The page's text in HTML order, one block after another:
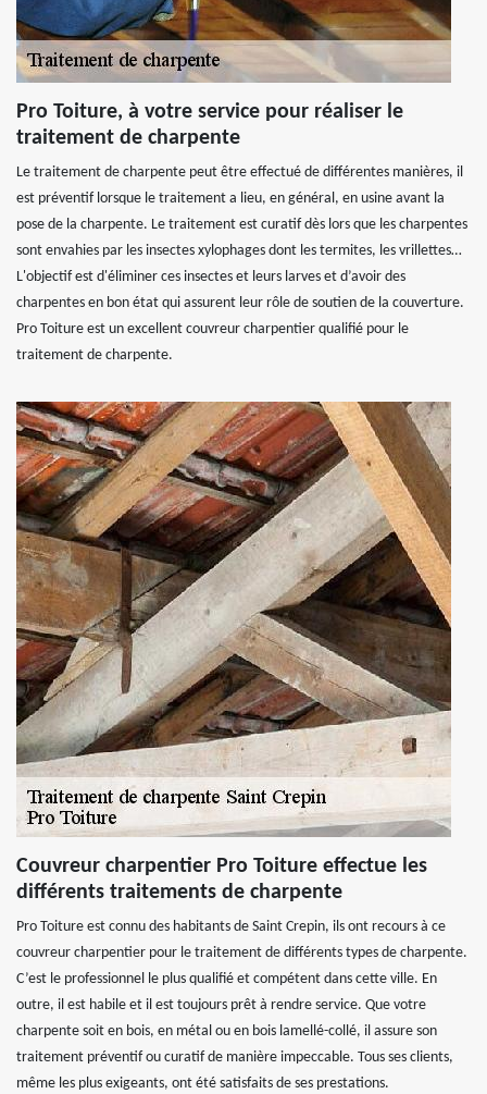
Pro Toiture, à votre service pour réaliser le
traitement de charpente
Le traitement de charpente peut être effectué de différentes manières, il
est préventif lorsque le traitement a lieu, en général, en usine avant la
pose de la charpente. Le traitement est curatif dès lors que les charpentes
sont envahies par les insectes xylophages dont les termites, les vrillettes…
L'objectif est d'éliminer ces insectes et leurs larves et d’avoir des
charpentes en bon état qui assurent leur rôle de soutien de la couverture.
Pro Toiture est un excellent couvreur charpentier qualifié pour le
traitement de charpente.
Couvreur charpentier Pro Toiture effectue les
différents traitements de charpente
Pro Toiture est connu des habitants de Saint Crepin, ils ont recours à ce
couvreur charpentier pour le traitement de différents types de charpente.
C’est le professionnel le plus qualifié et compétent dans cette ville. En
outre, il est habile et il est toujours prêt à rendre service. Que votre
charpente soit en bois, en métal ou en bois lamellé-collé, il assure son
traitement préventif ou curatif de manière impeccable. Tous ses clients,
même les plus exigeants, ont été satisfaits de ses prestations.